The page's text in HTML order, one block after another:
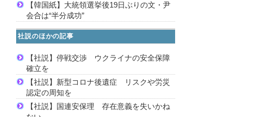
【韓国紙】大統領選挙後19日ぶりの文・尹
会合は“半分成功”
社説のほかの記事
【社説】停戦交渉 ウクライナの安全保障
確立を
【社説】新型コロナ後遺症 リスクや労災
認定の周知を
【社説】国連安保理 存在意義を失いかね